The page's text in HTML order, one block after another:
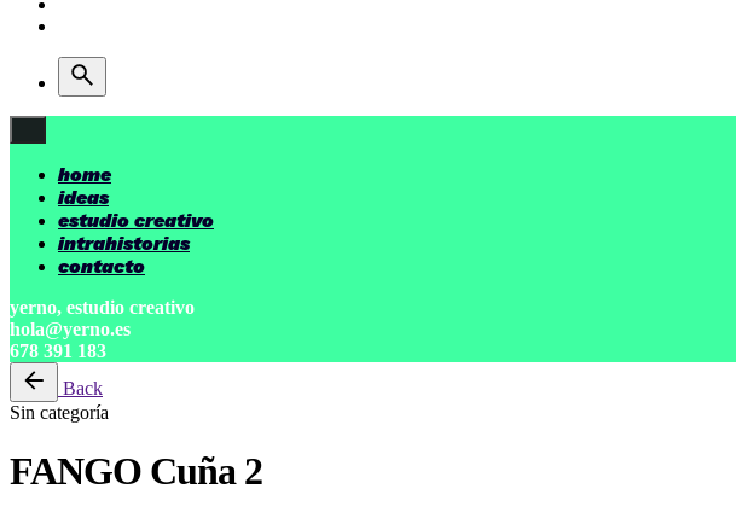
home
ideas
estudio creativo
intrahistorias
contacto
yerno, estudio creativo
hola@yerno.es
678 391 183
Back
Sin categoría
FANGO Cuña 2